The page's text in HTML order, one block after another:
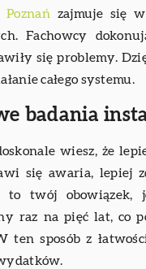
zajmuje się
Fachowcy
się problemy.
całego systemu.
badania
wiesz, że
się awaria, lepiej
to twój obowiązek,
raz na pięć lat, co
ten sposób z